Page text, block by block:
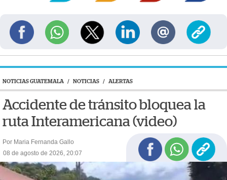
NOTICIAS GUATEMALA / NOTICIAS / ALERTAS
Accidente de tránsito bloquea la
ruta Interamericana (video)
Por Maria Fernanda Gallo
08 de agosto de 2026, 20:07